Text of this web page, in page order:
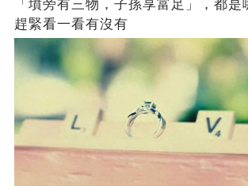
「墳旁有三物，子孫享富足」，都是
趕緊看一看有沒有